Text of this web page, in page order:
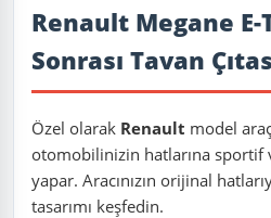
Ürün Açıklaması
Renault Megane E-
Sonrası Tavan
Özel olarak Renault model
otomobilinizin hatlarına
yapar. Aracınızın orijinal
tasarımı keşfedin.